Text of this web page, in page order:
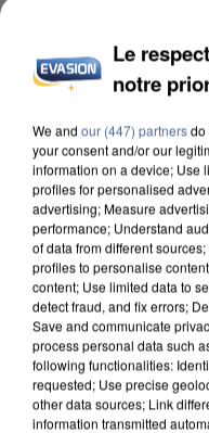
L’UN DES
MAFIA INTERPELLÉ
Le
notre
We and our (447) partnersdo
your consent and/or our
information on a device; Use
profiles for personalised
advertising; Measure
performance; Understand
of data from different
profiles to personalise
content; Use limited data to
detect fraud, and fix errors;
Save and communicate
process personal data such
following functionalities:
requested; Use precise
other data sources; Link
information transmitted